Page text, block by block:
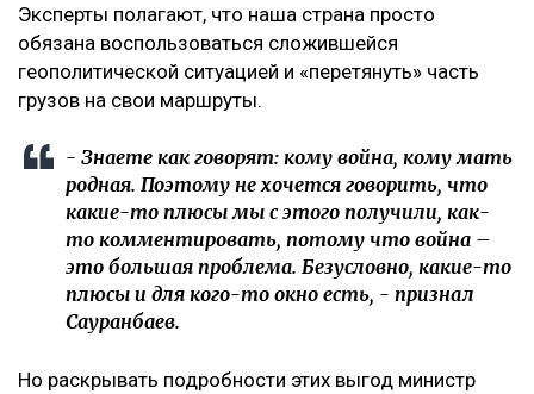
Эксперты полагают, что наша страна просто
обязана воспользоваться сложившейся
геополитической ситуацией и «перетянуть» часть
грузов на свои маршруты.
- Знаете как говорят: кому война, кому мать
родная. Поэтому не хочется говорить, что
какие-то плюсы мы с этого получили, как-
то комментировать, потому что война –
это большая проблема. Безусловно, какие-то
плюсы и для кого-то окно есть, - признал
Сауранбаев.
Но раскрывать подробности этих выгод министр